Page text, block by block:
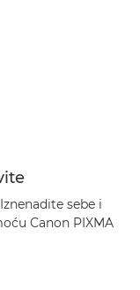
sebe i
Canon PIXMA